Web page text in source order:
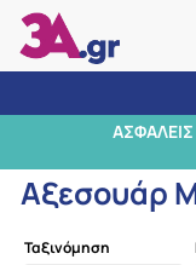
Αξεσουάρ
Ταξινόμηση